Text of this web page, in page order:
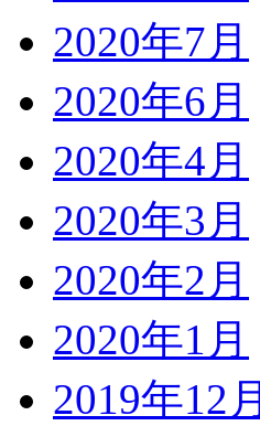
2020年7月
2020年6月
2020年4月
2020年3月
2020年2月
2020年1月
2019年12月